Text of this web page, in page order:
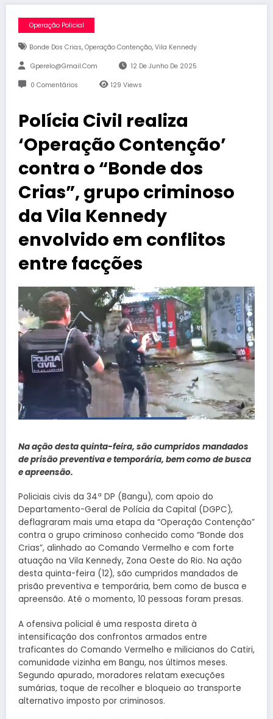
Operação Policial
Bonde Dos Crias, Operação Contenção, Vila Kennedy
Gperelo@gmail.com 12 De Junho De 2025
0 Comentários 129 Views
Polícia Civil realiza
‘Operação Contenção’
contra o “Bonde dos
Crias”, grupo criminoso
da Vila Kennedy
envolvido em conflitos
entre facções
Na ação desta quinta-feira, são cumpridos mandados
de prisão preventiva e temporária, bem como de busca
e apreensão.
Policiais civis da 34ª DP (Bangu), com apoio do
Departamento-Geral de Polícia da Capital (DGPC),
deflagraram mais uma etapa da “Operação Contenção”
contra o grupo criminoso conhecido como “Bonde dos
Crias”, alinhado ao Comando Vermelho e com forte
atuação na Vila Kennedy, Zona Oeste do Rio. Na ação
desta quinta-feira (12), são cumpridos mandados de
prisão preventiva e temporária, bem como de busca e
apreensão. Até o momento, 10 pessoas foram presas.
A ofensiva policial é uma resposta direta à
intensificação dos confrontos armados entre
traficantes do Comando Vermelho e milicianos do Catiri,
comunidade vizinha em Bangu, nos últimos meses.
Segundo apurado, moradores relatam execuções
sumárias, toque de recolher e bloqueio ao transporte
alternativo imposto por criminosos.